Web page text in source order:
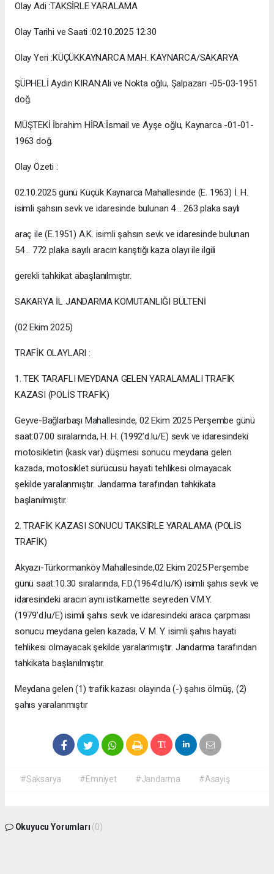
Olay Adi :TAKSİRLE YARALAMA
Olay Tarihi ve Saati :02.10.2025 12:30
Olay Yeri :KÜÇÜKKAYNARCA MAH. KAYNARCA/SAKARYA
ŞÜPHELİ Aydın KIRAN:Ali ve Nokta oğlu, Şalpazarı -05-03-1951
doğ.
MÜŞTEKİ İbrahim HİRA:İsmail ve Ayşe oğlu, Kaynarca -01-01-
1963 doğ.
Olay Özeti :
02.10.2025 günü Küçük Kaynarca Mahallesinde (E. 1963) İ. H.
isimli şahsın sevk ve idaresinde bulunan 4 .. 263 plaka saylı
araç ile (E.1951) A.K. isimli şahsın sevk ve idaresinde bulunan
54 .. 772 plaka sayılı aracın karıştığı kaza olayı ile ilgili
gerekli tahkikat abaşlanılmıştır.
SAKARYA İL JANDARMA KOMUTANLIĞI BÜLTENİ
(02 Ekim 2025)
TRAFİK OLAYLARI :
1. TEK TARAFLI MEYDANA GELEN YARALAMALI TRAFİK
KAZASI (POLİS TRAFİK)
Geyve-Bağlarbaşı Mahallesinde, 02 Ekim 2025 Perşembe günü
saat:07.00 sıralarında, H. H. (1992’d.lu/E) sevk ve idaresindeki
motosikletin (kask var) düşmesi sonucu meydana gelen
kazada, motosiklet sürücüsü hayati tehlikesi olmayacak
şekilde yaralanmıştır. Jandarma tarafından tahkikata
başlanılmıştır.
2. TRAFİK KAZASI SONUCU TAKSİRLE YARALAMA (POLİS
TRAFİK)
Akyazı-Türkormanköy Mahallesinde,02 Ekim 2025 Perşembe
günü saat:10.30 sıralarında, F.D.(1964’d.lu/K) isimli şahıs sevk ve
idaresindeki aracın aynı istikamette seyreden V.M.Y.
(1979’d.lu/E) isimli şahıs sevk ve idaresindeki araca çarpması
sonucu meydana gelen kazada, V. M. Y. isimli şahıs hayati
tehlikesi olmayacak şekilde yaralanmıştır. Jandarma tarafından
tahkikata başlanılmıştır.
Meydana gelen (1) trafik kazası olayında (-) şahıs ölmüş, (2)
şahıs yaralanmıştır
#Saksarya #Emniyet #Jandarma #Asayiş
Okuyucu Yorumları (0)